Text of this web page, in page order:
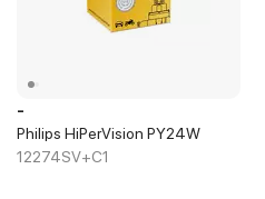
-
Philips HiPerVision PY24W
12274SV+C1